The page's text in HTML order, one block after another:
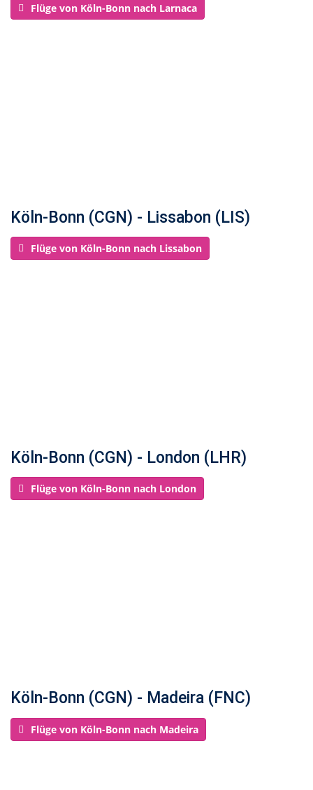
Flüge von Köln-Bonn nach Larnaca
Köln-Bonn (CGN) - Lissabon (LIS)
Flüge von Köln-Bonn nach Lissabon
Köln-Bonn (CGN) - London (LHR)
Flüge von Köln-Bonn nach London
Köln-Bonn (CGN) - Madeira (FNC)
Flüge von Köln-Bonn nach Madeira